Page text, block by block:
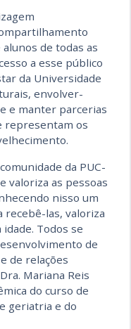
de todas as
a esse público
da Universidade
envolver-
e manter parcerias
representam os
da PUC-
valoriza as pessoas
nisso um
recebê-las, valoriza
Todos se
de
de relações
Mariana Reis
do curso de
geriatria e do